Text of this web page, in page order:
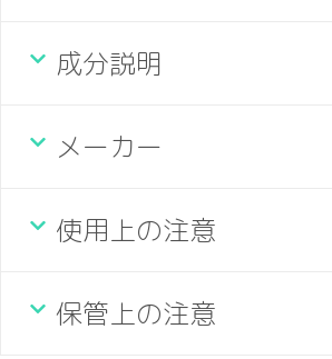
成分説明
メーカー
使用上の注意
保管上の注意